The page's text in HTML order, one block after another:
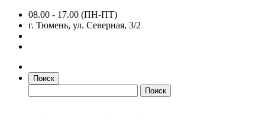
08.00 - 17.00 (ПН-ПТ)
г. Тюмень, ул. Северная, 3/2
Поиск